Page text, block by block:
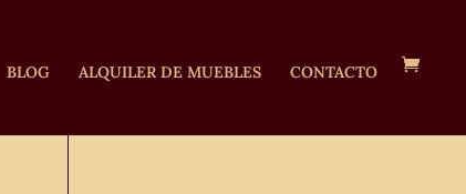
BLOG ALQUILER DE MUEBLES CONTACTO